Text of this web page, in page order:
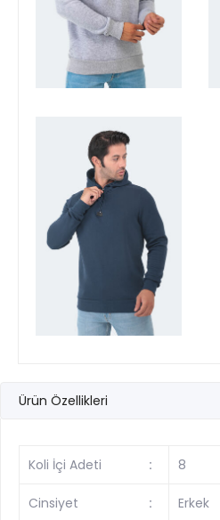
Ürün Özellikleri
Koli İçi Adeti : 8
Cinsiyet : Erkek